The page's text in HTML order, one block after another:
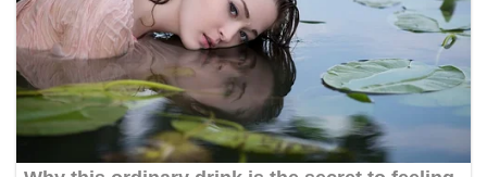
laman Facebook berkenaan,”katanya ketika ditemui
pemberita selepas membuat laporan polis tadi. – Sinar
Harian